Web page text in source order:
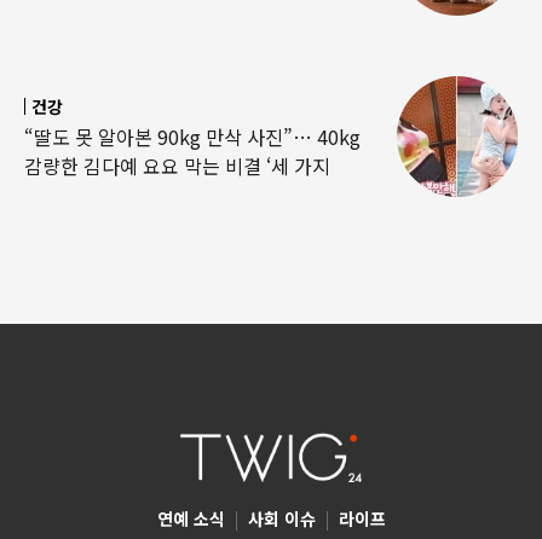
건강
“딸도 못 알아본 90kg 만삭 사진”… 40kg
감량한 김다예 요요 막는 비결 ‘세 가지
연예 소식 | 사회 이슈 | 라이프